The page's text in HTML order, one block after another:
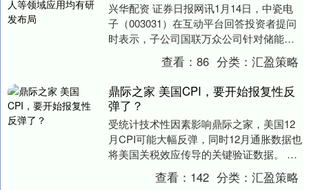
兴华配资 证券日报网讯1月14日，中瓷电
子（003031）在互动平台回答投资者提问
时表示，子公司国联万众公司针对储能、
机器人等领域应用均有研发布局。....
查看：86 分类：汇盈策略
鼎际之家 美国CPI，要开始报复性反
弹了？
受统计技术性因素影响鼎际之家，美国12
月CPI可能大幅反弹，同时12月通胀数据也
将美国关税效应传导的关键验证数据。 据
追风交易台，摩根士丹利预计，12月美国
查看： 142 分类：汇盈策略